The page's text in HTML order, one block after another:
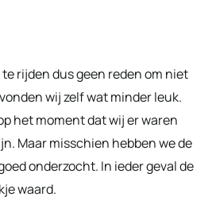
rijden dus geen reden om niet
wij zelf wat minder leuk.
het moment dat wij er waren
Maar misschien hebben we de
onderzocht. In ieder geval de
waard.